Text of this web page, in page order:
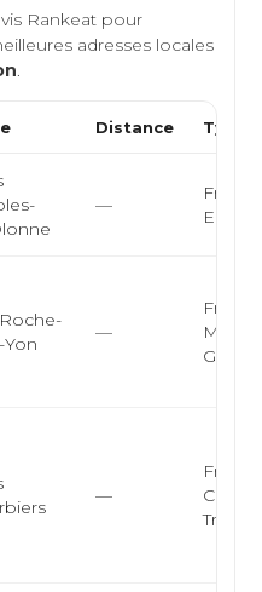
Rankeat pour
adresses locales
.
Distance Type
—
Yon
—
—
Truck